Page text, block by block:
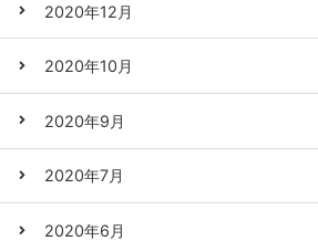
2020年12月
2020年10月
2020年9月
2020年7月
2020年6月